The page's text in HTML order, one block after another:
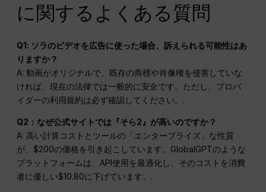
に関するよくある質問
Q1: ソラのビデオを広告に使った場合、訴えられる可能性はあ
りますか？
A: 動画がオリジナルで、既存の商標や肖像権を侵害していな
ければ、現在の法律では一般的に安全です。ただし、プロバ
イダーの利用規約は必ず確認してください。.
Q2：なぜ公式サイトでは『そら2』が高いのですか？
A: 高い計算コストとツールの「エンタープライズ」な性質
が、$200の価格を引き起こしています。GlobalGPTのような
プラットフォームは、API使用を最適化し、そのコストを消費
者に優しい$10.80に下げています。.